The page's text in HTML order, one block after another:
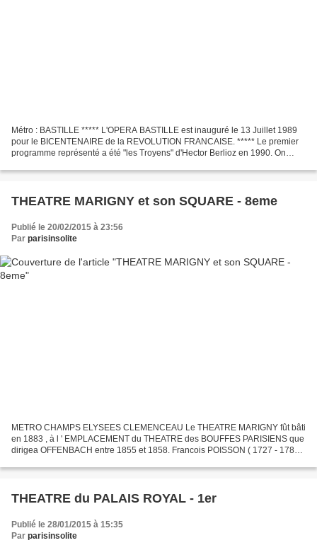
Métro : BASTILLE ***** L'OPERA BASTILLE est inauguré le 13 Juillet 1989
pour le BICENTENAIRE de la REVOLUTION FRANCAISE. ***** Le premier
programme représenté a été "les Troyens" d'Hector Berlioz en 1990. On
THEATRE MARIGNY et son SQUARE - 8eme
Publié le 20/02/2015 à 23:56
Par parisinsolite
METRO CHAMPS ELYSEES CLEMENCEAU Le THEATRE MARIGNY fût bâti
en 1883 , à l ' EMPLACEMENT du THEATRE des BOUFFES PARISIENS que
dirigea OFFENBACH entre 1855 et 1858. Francois POISSON ( 1727 - 1781 )
THEATRE du PALAIS ROYAL - 1er
Publié le 28/01/2015 à 15:35
Par parisinsolite